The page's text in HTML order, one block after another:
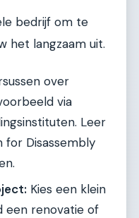
bedrijf om te
het langzaam uit.
over
via
Leer
for Disassembly
Kies een klein
een renovatie of